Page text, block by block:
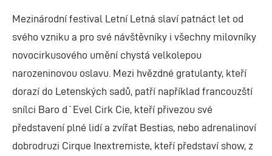
Mezinárodní festival Letní Letná slaví patnáct let od
svého vzniku a pro své návštěvníky i všechny milovníky
novocirkusového umění chystá velkolepou
narozeninovou oslavu. Mezi hvězdné gratulanty, kteří
dorazí do Letenských sadů, patří například francouzští
snílci Baro d´Evel Cirk Cie, kteří přivezou své
představení plné lidí a zvířat Bestias, nebo adrenalinoví
dobrodruzi Cirque Inextremiste, kteří představí show, z